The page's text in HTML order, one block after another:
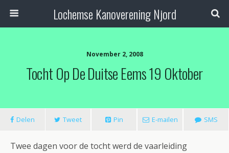
Lochemse Kanoverening Njord
November 2, 2008
Tocht Op De Duitse Eems 19 Oktober
Delen Tweet Pin E-mailen SMS
Twee dagen voor de tocht werd de vaarleiding